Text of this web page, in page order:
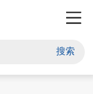
搜索